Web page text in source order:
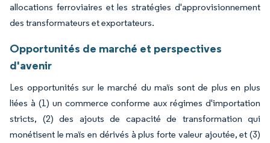
allocations ferroviaires et les stratégies d'approvisionnement
des transformateurs et exportateurs.
Opportunités de marché et perspectives
d'avenir
Les opportunités sur le marché du maïs sont de plus en plus
liées à (1) un commerce conforme aux régimes d'importation
stricts, (2) des ajouts de capacité de transformation qui
monétisent le maïs en dérivés à plus forte valeur ajoutée, et (3)